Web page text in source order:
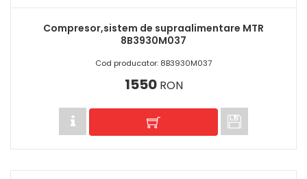
Compresor,sistem de supraalimentare MTR
8B3930M037
Cod producator: 8B3930M037
1550RON